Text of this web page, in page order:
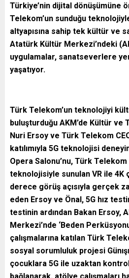
Türkiye’nin dijital dönüşümüne
Telekom’un sunduğu
altyapısına sahip tek kültür ve
Atatürk Kültür Merkezi’ndeki
uygulamalar, sanatseverlere
yaşatıyor.
Türk Telekom’un teknolojiyi
buluşturduğu AKM’de Kültür ve
Nuri Ersoy ve Türk Telekom
katılımıyla 5G teknolojisi
Opera Salonu’nu, Türk Telekom
teknolojisiyle sunulan VR ile 4K
derece görüş açısıyla gerçek
eden Ersoy ve Önal, 5G hız
testinin ardından Bakan Ersoy,
Merkezi’nde ‘Beden
çalışmalarına katılan Türk
sosyal sorumluluk projesi
çocuklara 5G ile uzaktan